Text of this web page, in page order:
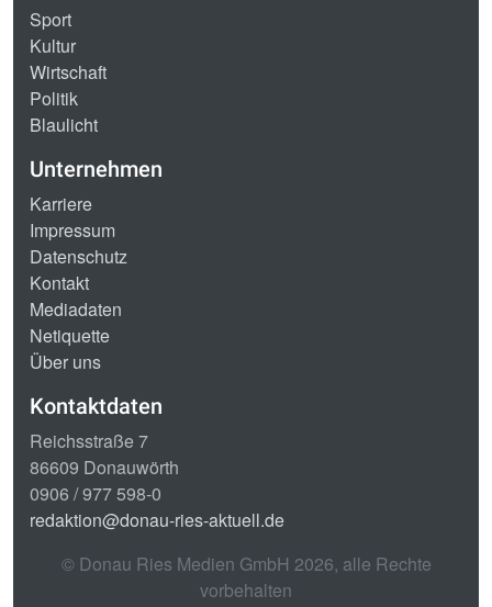
Sport
Kultur
Wirtschaft
Politik
Blaulicht
Unternehmen
Karriere
Impressum
Datenschutz
Kontakt
Mediadaten
Netiquette
Über uns
Kontaktdaten
Reichsstraße 7
86609 Donauwörth
0906 / 977 598-0
redaktion@donau-ries-aktuell.de
© Donau Ries Medien GmbH 2026, alle Rechte
vorbehalten